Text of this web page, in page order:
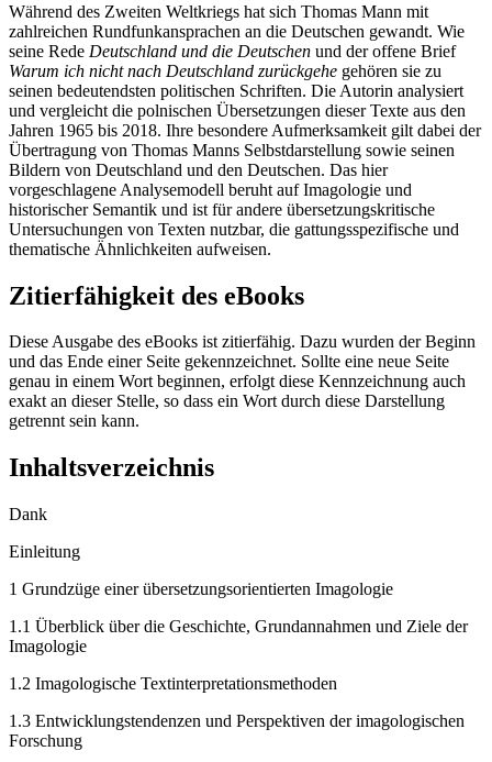
Während des Zweiten Weltkriegs hat sich Thomas Mann mit
zahlreichen Rundfunkansprachen an die Deutschen gewandt. Wie
seine Rede Deutschland und die Deutschen und der offene Brief
Warum ich nicht nach Deutschland zurückgehe gehören sie zu
seinen bedeutendsten politischen Schriften. Die Autorin analysiert
und vergleicht die polnischen Übersetzungen dieser Texte aus den
Jahren 1965 bis 2018. Ihre besondere Aufmerksamkeit gilt dabei der
Übertragung von Thomas Manns Selbstdarstellung sowie seinen
Bildern von Deutschland und den Deutschen. Das hier
vorgeschlagene Analysemodell beruht auf Imagologie und
historischer Semantik und ist für andere übersetzungskritische
Untersuchungen von Texten nutzbar, die gattungsspezifische und
thematische Ähnlichkeiten aufweisen.
Zitierfähigkeit des eBooks
Diese Ausgabe des eBooks ist zitierfähig. Dazu wurden der Beginn
und das Ende einer Seite gekennzeichnet. Sollte eine neue Seite
genau in einem Wort beginnen, erfolgt diese Kennzeichnung auch
exakt an dieser Stelle, so dass ein Wort durch diese Darstellung
getrennt sein kann.
Inhaltsverzeichnis
Dank
Einleitung
1 Grundzüge einer übersetzungsorientierten Imagologie
1.1 Überblick über die Geschichte, Grundannahmen und Ziele der
Imagologie
1.2 Imagologische Textinterpretationsmethoden
1.3 Entwicklungstendenzen und Perspektiven der imagologischen
Forschung